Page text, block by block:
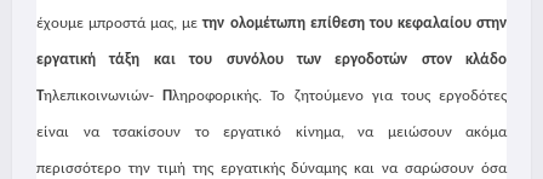
έχουμε μπροστά μας, μετην ολομέτωπη επίθεση του κεφαλαίου στην
εργατική τάξη και του συνόλου των εργοδοτών στον κλάδο
Τηλεπικοινωνιών- Πληροφορικής. Το ζητούμενο για τους εργοδότες
είναι να τσακίσουν το εργατικό κίνημα, να μειώσουν ακόμα
περισσότερο την τιμή της εργατικής δύναμης και να σαρώσουν όσα